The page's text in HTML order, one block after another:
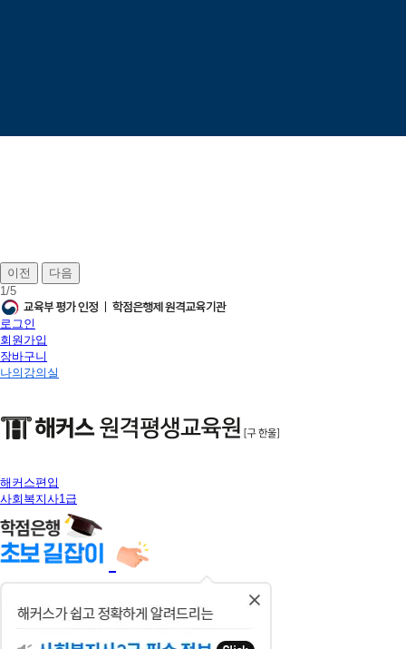
이전
다음
1/5
로그인
회원가입
장바구니
나의강의실
해커스편입
사회복지사1급